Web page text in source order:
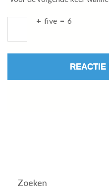
+ five = 6
Zoeken